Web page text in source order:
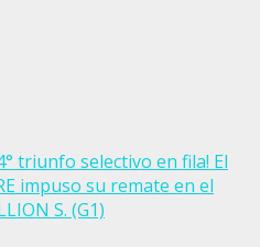
triunfo selectivo en fila! El
impuso su remate en el
S. (G1)